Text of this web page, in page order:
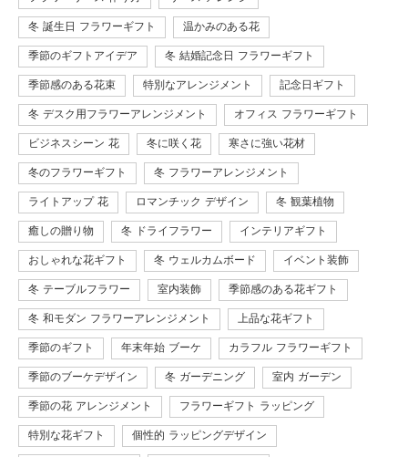
冬 誕生日 フラワーギフト 温かみのある花
季節のギフトアイデア 冬 結婚記念日 フラワーギフト
季節感のある花束 特別なアレンジメント 記念日ギフト
冬 デスク用フラワーアレンジメント オフィス フラワーギフト
ビジネスシーン 花 冬に咲く花 寒さに強い花材
冬のフラワーギフト 冬 フラワーアレンジメント
ライトアップ 花 ロマンチック デザイン 冬 観葉植物
癒しの贈り物 冬 ドライフラワー インテリアギフト
おしゃれな花ギフト 冬 ウェルカムボード イベント装飾
冬 テーブルフラワー 室内装飾 季節感のある花ギフト
冬 和モダン フラワーアレンジメント 上品な花ギフト
季節のギフト 年末年始 ブーケ カラフル フラワーギフト
季節のブーケデザイン 冬 ガーデニング 室内 ガーデン
季節の花 アレンジメント フラワーギフト ラッピング
特別な花ギフト 個性的 ラッピングデザイン